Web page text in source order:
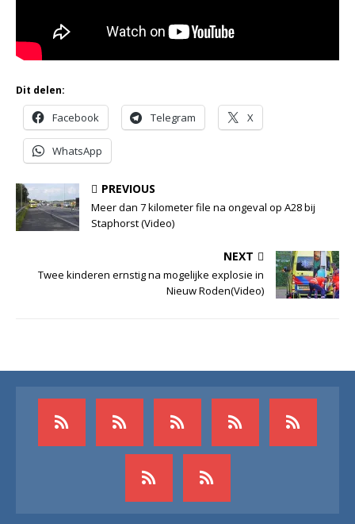
Dit delen:
Facebook Telegram X
WhatsApp
PREVIOUS
Meer dan 7 kilometer file na ongeval op A28 bij
Staphorst (Video)
NEXT
Twee kinderen ernstig na mogelijke explosie in
Nieuw Roden(Video)